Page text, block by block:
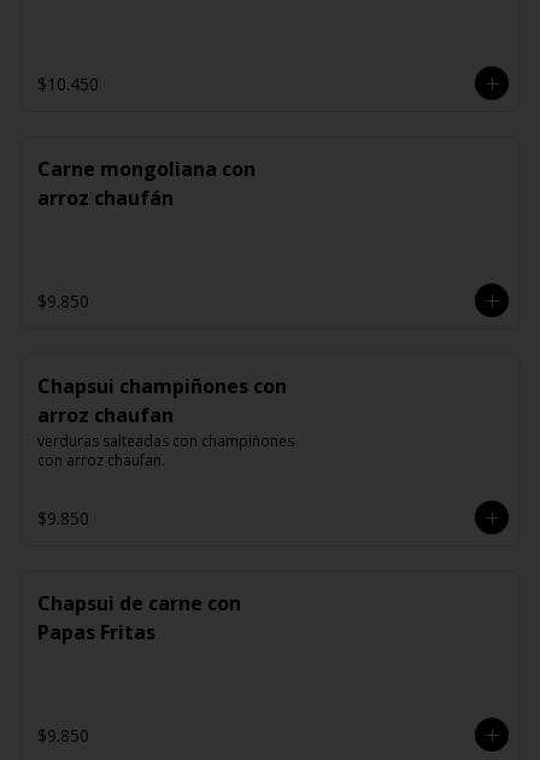
$10.450
Carne mongoliana con
arroz chaufán
$9.850
Chapsui champiñones con
arroz chaufan
verduras salteadas con champiñones
con arroz chaufan.
$9.850
Chapsui de carne con
Papas Fritas
$9.850